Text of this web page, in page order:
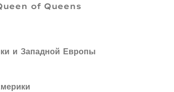
Queen of Queens
и Западной Европы